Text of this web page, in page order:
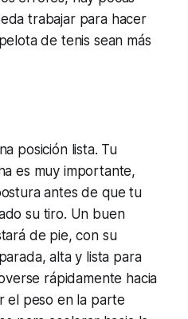
trabajar para hacer
de tenis sean más
posición lista. Tu
es muy importante,
antes de que tu
su tiro. Un buen
de pie, con su
alta y lista para
rápidamente hacia
el peso en la parte